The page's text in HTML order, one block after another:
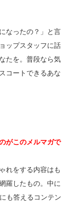
なったの？」と言
ップスタッフに話
たを。普段なら気
コートできるあな
がこのメルマガで
れをする内容はも
羅したもの。中に
も答えるコンテン